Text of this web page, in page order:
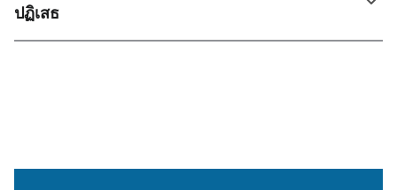
ปฏิเสธ